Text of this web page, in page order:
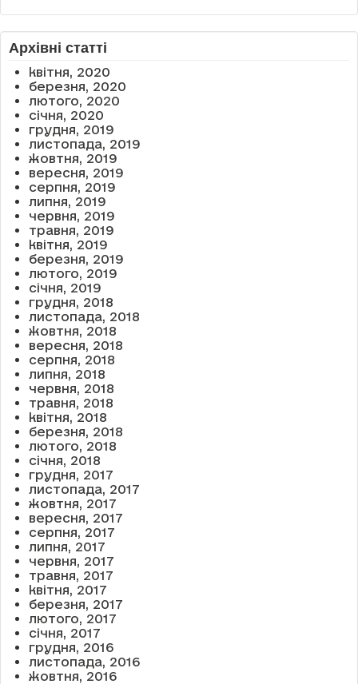
Архівні статті
квітня, 2020
березня, 2020
лютого, 2020
січня, 2020
грудня, 2019
листопада, 2019
жовтня, 2019
вересня, 2019
серпня, 2019
липня, 2019
червня, 2019
травня, 2019
квітня, 2019
березня, 2019
лютого, 2019
січня, 2019
грудня, 2018
листопада, 2018
жовтня, 2018
вересня, 2018
серпня, 2018
липня, 2018
червня, 2018
травня, 2018
квітня, 2018
березня, 2018
лютого, 2018
січня, 2018
грудня, 2017
листопада, 2017
жовтня, 2017
вересня, 2017
серпня, 2017
липня, 2017
червня, 2017
травня, 2017
квітня, 2017
березня, 2017
лютого, 2017
січня, 2017
грудня, 2016
листопада, 2016
жовтня, 2016